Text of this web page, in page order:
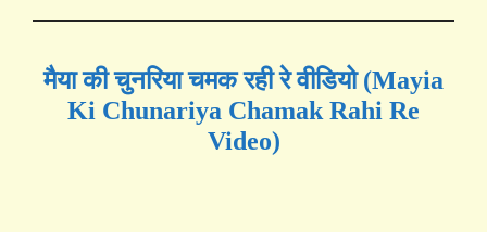
मैया की चुनरिया चमक रही रे वीडियो (Mayia
Ki Chunariya Chamak Rahi Re
Video)